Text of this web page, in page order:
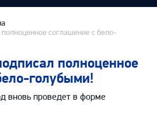
ВконтактеYouTubeTelegram
соглашение с бело-
полноценное
голубыми!
вновь проведет в форме